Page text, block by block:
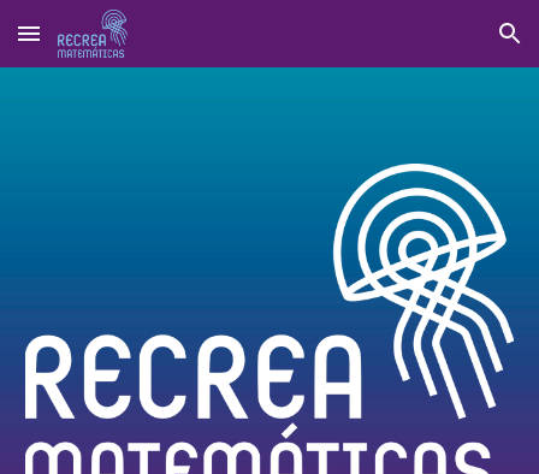
Skip to main content Skip to navigation